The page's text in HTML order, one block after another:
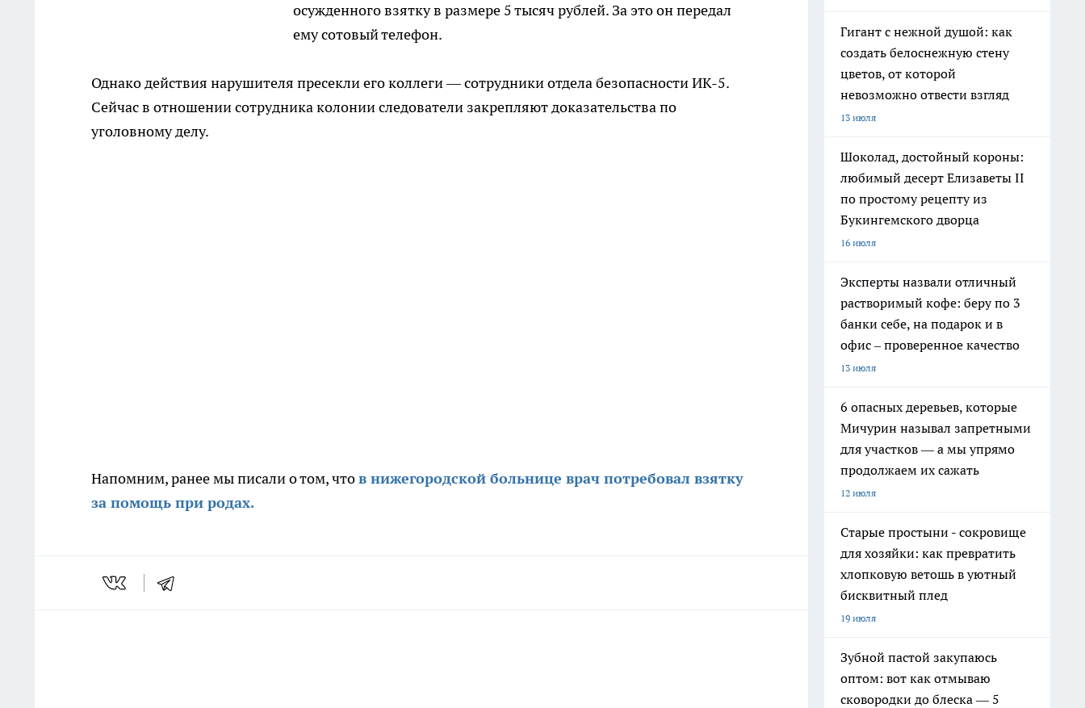
осужденного взятку в размере 5 тысяч рублей. За это он передал
ему сотовый телефон.
Однако действия нарушителя пресекли его коллеги — сотрудники отдела безопасности ИК-5.
Сейчас в отношении сотрудника колонии следователи закрепляют доказательства по
уголовному делу.
Напомним, ранее мы писали о том, чтов нижегородской больнице врач потребовал взятку
за помощь при родах.
Гигант с нежной душой: как
создать белоснежную стену
цветов, от которой
невозможно отвести взгляд
13 июля
Шоколад, достойный короны:
любимый десерт Елизаветы II
по простому рецепту из
Букингемского дворца
16 июля
Эксперты назвали отличный
растворимый кофе: беру по 3
банки себе, на подарок и в
офис – проверенное качество
13 июля
6 опасных деревьев, которые
Мичурин называл запретными
для участков — а мы упрямо
продолжаем их сажать
12 июля
Старые простыни - сокровище
для хозяйки: как превратить
хлопковую ветошь в уютный
бисквитный плед
19 июля
Зубной пастой закупаюсь
оптом: вот как отмываю
сковородки до блеска — 5